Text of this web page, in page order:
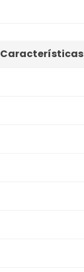
Características